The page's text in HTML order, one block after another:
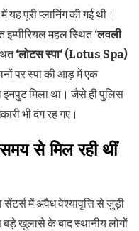
पूरी प्लानिंग की गई थी।
इम्पीरियल महल स्थित‘लवली
‘लोटस स्पा‘ (Lotus Spa)
पर स्पा की आड़ में एक
मिला था। जैसे ही पुलिस
भी दंग रह गए।
से मिल रही थीं
में अवैध वेश्यावृत्ति से जुड़ी
खुलासे के बाद स्थानीय लोगों